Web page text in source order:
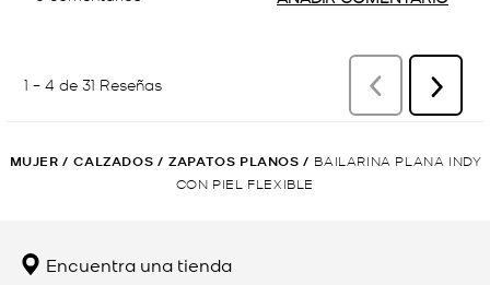
MUJER / CALZADOS / ZAPATOS PLANOS / BAILARINA PLANA INDY
CON PIEL FLEXIBLE
Encuentra una tienda